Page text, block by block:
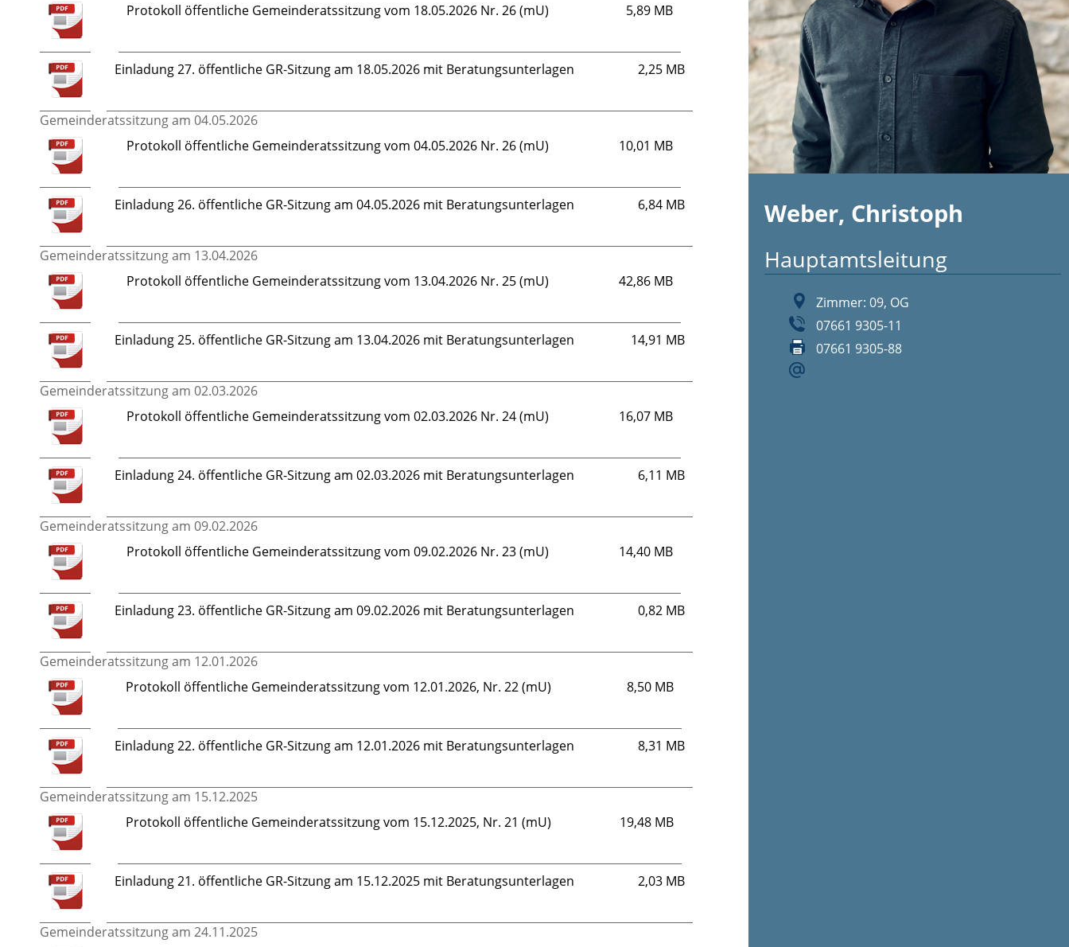
Protokoll öffentliche Gemeinderatssitzung vom 18.05.2026 Nr. 26 (mU)
5,89 MB
Einladung 27. öffentliche GR-Sitzung am 18.05.2026 mit Beratungsunterlagen 2,25 MB
Gemeinderatssitzung am 04.05.2026
Protokoll öffentliche Gemeinderatssitzung vom 04.05.2026 Nr. 26 (mU)
10,01 MB
Einladung 26. öffentliche GR-Sitzung am 04.05.2026 mit Beratungsunterlagen 6,84 MB
Gemeinderatssitzung am 13.04.2026
Protokoll öffentliche Gemeinderatssitzung vom 13.04.2026 Nr. 25 (mU)
42,86 MB
Einladung 25. öffentliche GR-Sitzung am 13.04.2026 mit Beratungsunterlagen 14,91 MB
Gemeinderatssitzung am 02.03.2026
Protokoll öffentliche Gemeinderatssitzung vom 02.03.2026 Nr. 24 (mU)
16,07 MB
Einladung 24. öffentliche GR-Sitzung am 02.03.2026 mit Beratungsunterlagen 6,11 MB
Gemeinderatssitzung am 09.02.2026
Protokoll öffentliche Gemeinderatssitzung vom 09.02.2026 Nr. 23 (mU)
14,40 MB
Einladung 23. öffentliche GR-Sitzung am 09.02.2026 mit Beratungsunterlagen 0,82 MB
Gemeinderatssitzung am 12.01.2026
Protokoll öffentliche Gemeinderatssitzung vom 12.01.2026, Nr. 22 (mU)
8,50 MB
Einladung 22. öffentliche GR-Sitzung am 12.01.2026 mit Beratungsunterlagen 8,31 MB
Gemeinderatssitzung am 15.12.2025
Protokoll öffentliche Gemeinderatssitzung vom 15.12.2025, Nr. 21 (mU)
19,48 MB
Einladung 21. öffentliche GR-Sitzung am 15.12.2025 mit Beratungsunterlagen 2,03 MB
Gemeinderatssitzung am 24.11.2025
Weber, Christoph
Hauptamtsleitung
Zimmer: 09, OG
07661 9305-11
07661 9305-88